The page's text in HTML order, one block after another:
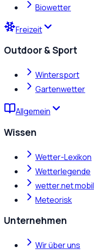
Biowetter
Freizeit
Outdoor & Sport
Wintersport
Gartenwetter
Allgemein
Wissen
Wetter-Lexikon
Wetterlegende
wetter.net mobil
Meteorisk
Unternehmen
Wir über uns